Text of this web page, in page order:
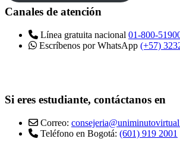
Canales de atención
Línea gratuita nacional 01-800-
Escríbenos por WhatsApp (+57)
Si eres estudiante, contáctanos en
Correo:
Teléfono en Bogotá: (601) 919 2001